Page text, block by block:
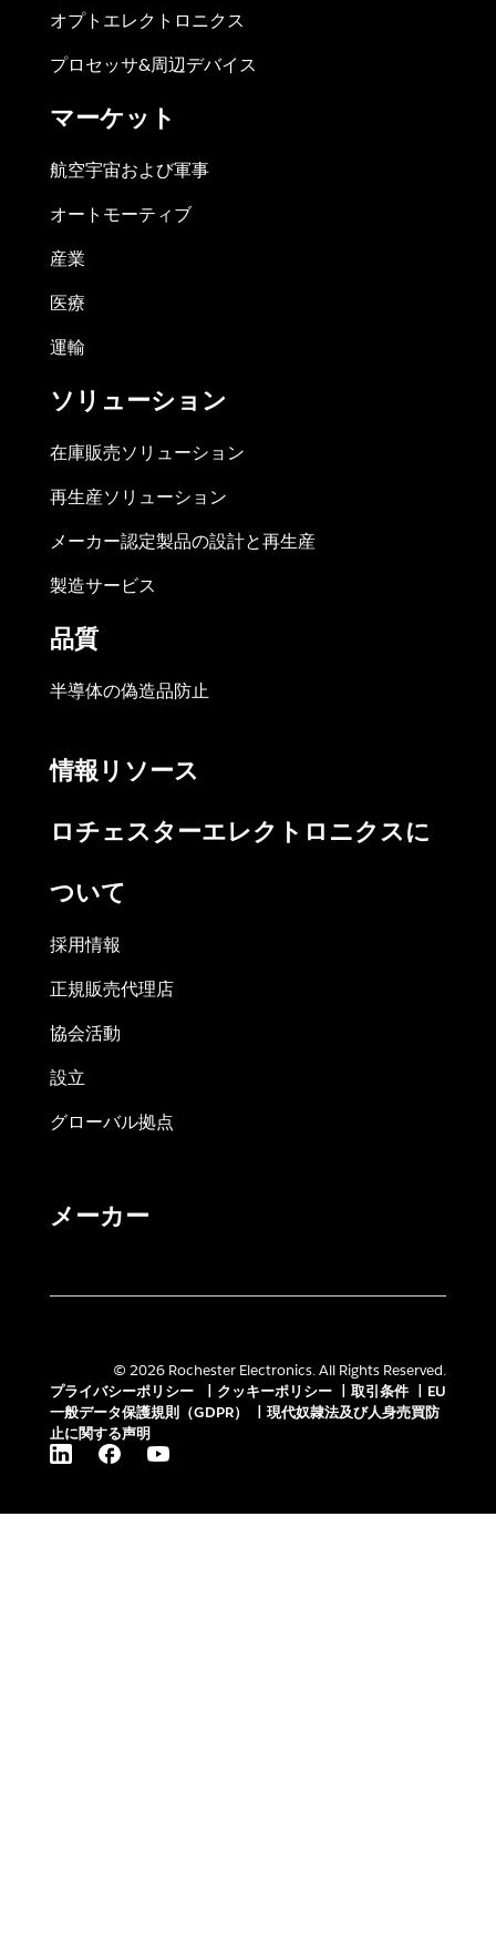
オプトエレクトロニクス
プロセッサ&周辺デバイス
マーケット
航空宇宙および軍事
オートモーティブ
産業
医療
運輸
ソリューション
在庫販売ソリューション
再生産ソリューション
メーカー認定製品の設計と再生産
製造サービス
品質
半導体の偽造品防止
情報リソース
ロチェスターエレクトロニクスに
ついて
採用情報
正規販売代理店
協会活動
設立
グローバル拠点
メーカー
© 2026 Rochester Electronics. All Rights Reserved.
プライバシーポリシー
クッキーポリシー 取引条件
EU
一般データ保護規則（GDPR）
現代奴隷法及び人身売買防
止に関する声明